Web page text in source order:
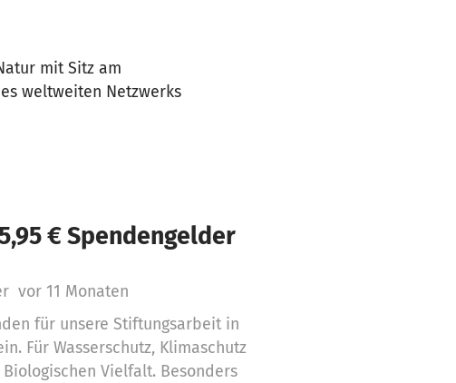
mit Sitz am
weltweiten Netzwerks
€ Spendengelder
vor 11 Monaten
für unsere Stiftungsarbeit in
Für Wasserschutz, Klimaschutz
Vielfalt. Besonders